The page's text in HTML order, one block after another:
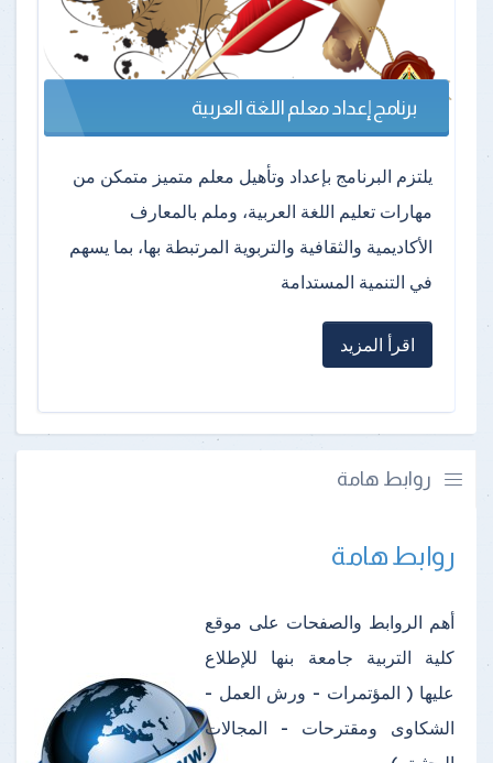
برنامج إعداد معلم اللغة العربية
يلتزم البرنامج بإعداد وتأهيل معلم متميز متمكن من
مهارات تعليم اللغة العربية، وملم بالمعارف
الأكاديمية والثقافية والتربوية المرتبطة بها، بما يسهم
في التنمية المستدامة
اقرأ المزيد
روابط هامة
روابط هامة
أهم الروابط والصفحات على موقع
كلية التربية جامعة بنها للإطلاع
عليها ( المؤتمرات - ورش العمل -
الشكاوى ومقترحات - المجالات